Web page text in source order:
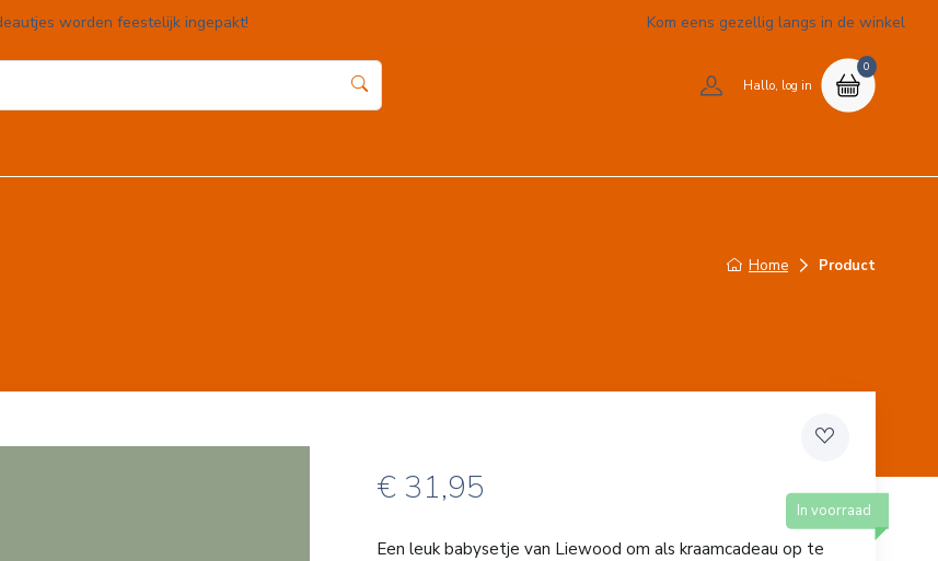
worden feestelijk ingepakt! Kom eens gezellig langs in de winkel
Hallo, log in
0
Home Product
€ 31,95
In voorraad
Een leuk babysetje van Liewood om als kraamcadeau op te